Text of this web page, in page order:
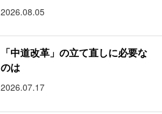
2026.08.05
「中道改革」の立て直しに必要な
のは
2026.07.17